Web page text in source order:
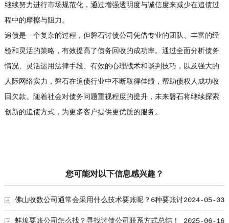
继续努力进行市场规范化，通过增强透明度与诚信度来减少在追债过
程中的摩擦与阻力。
追债是一个复杂的过程，但磐石讨债公司凭借专业的团队、丰富的经
验和灵活的策略，有效提高了债务回收的成功率。通过全面分析债务
情况、灵活运用法律手段、有效的心理战术和谈判技巧，以及强大的
人际网络实力，磐石在追债行业中不断取得佳绩，帮助债权人成功收
回欠款。随着社会对债务问题重视程度的提升，未来磐石将继续探索
创新的追债方式，为更多客户提供更优质的服务。
您可能对以下信息感兴趣？
2024-05-03
佛山收数公司通常会采用什么技术要账呢？6种要账讨
债套路大总结！ 2025-06-16
蚌埠要账公司怎么找？寻找讨债公司联系方式总结！